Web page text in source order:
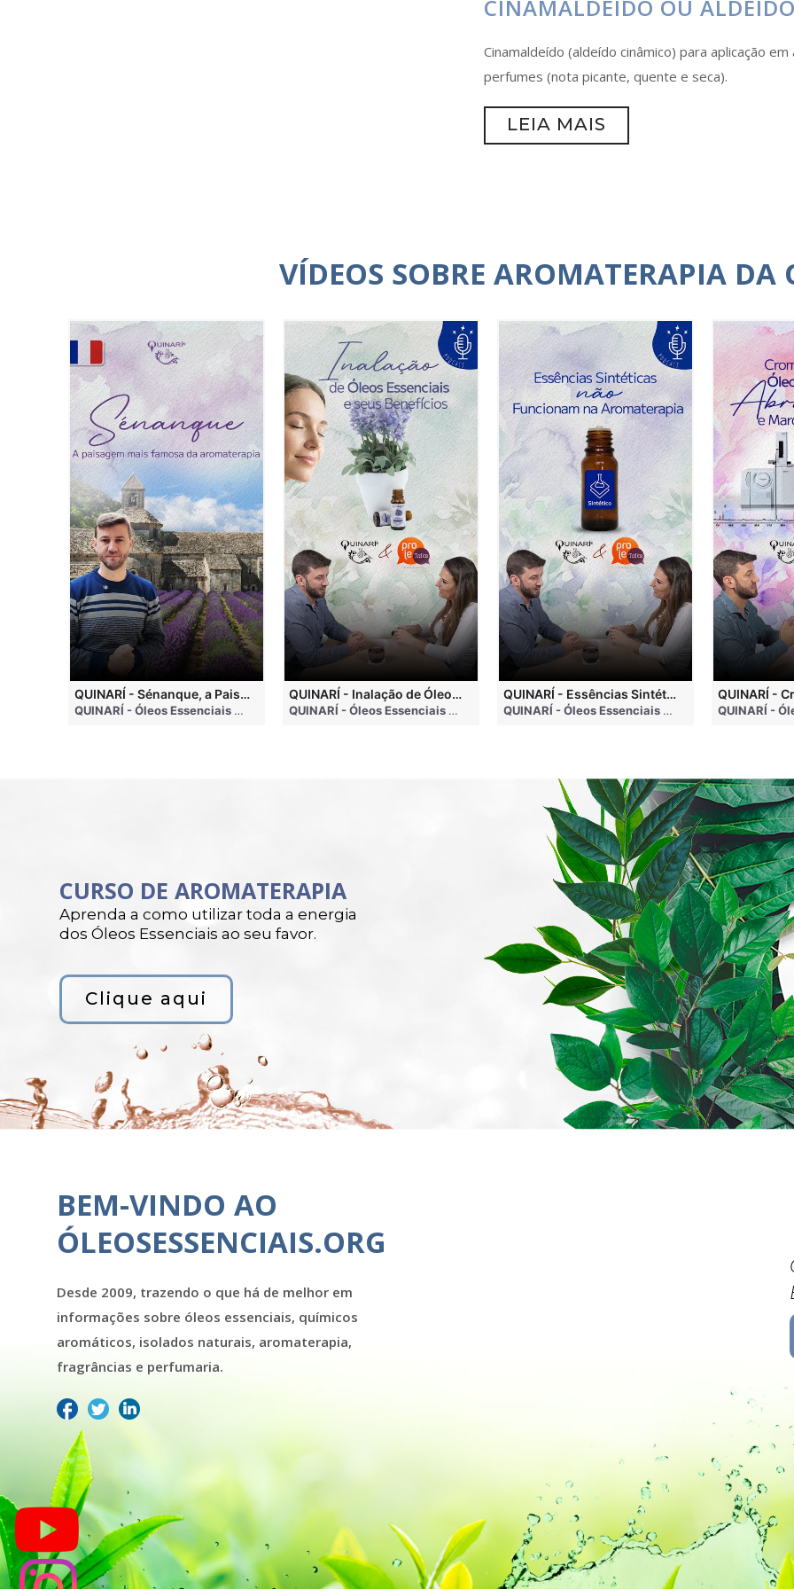
CINAMALDEÍDO OU
Cinamaldeído (aldeído cinâmico) para aplicação
perfumes (nota picante, quente e seca).
LEIA MAIS
VÍDEOS SOBRE AROMATERAPIA DA
• 4 months ago
QUINARÍ - Sénanque, a Paisagem Mais Famosa da Aromaterapia
QUINARÍ - Óleos Essenciais e Aromaterapia • 3 weeks ago
QUINARÍ - Inalação de Óleos Essenciais e Seus Benefícios
QUINARÍ - Óleos Essenciais e Aromaterapia • 3 months ago
QUINARÍ - Essências Sintéticas NÃO Funcionam na Aromaterapia
QUINARÍ - Óleos Essenciais e Aromaterapia • 3
CURSO DE AROMATERAPIA
Aprenda a como utilizar toda a energia
dos Óleos Essenciais ao seu favor.
Clique aqui
BEM-VINDO AO
ÓLEOSESSENCIAIS.ORG
Desde 2009, trazendo o que há de melhor em
informações sobre óleos essenciais, químicos
aromáticos, isolados naturais, aromaterapia,
fragrâncias e perfumaria.